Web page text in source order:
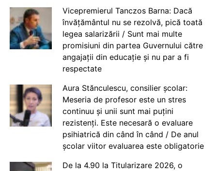
Vicepremierul Tanczos Barna: Dacă
învățământul nu se rezolvă, pică toată
legea salarizării / Sunt mai multe
promisiuni din partea Guvernului către
angajații din educație și nu par a fi
respectate
Aura Stănculescu, consilier școlar:
Meseria de profesor este un stres
continuu și unii sunt mai puțini
rezistenți. Este necesară o evaluare
psihiatrică din când în când / De anul
școlar viitor evaluarea este obligatorie
De la 4.90 la Titularizare 2026, o